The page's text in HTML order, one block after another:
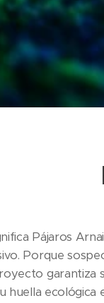
Pájaros
Porque
garantiza
huella